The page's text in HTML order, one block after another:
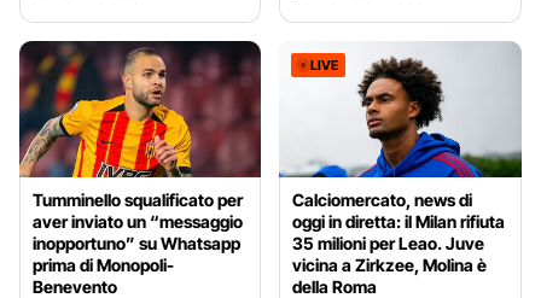
Tumminello squalificato per
aver inviato un “messaggio
inopportuno” su Whatsapp
prima di Monopoli-
Benevento
LIVE
Calciomercato, news di
oggi in diretta: il Milan rifiuta
35 milioni per Leao. Juve
vicina a Zirkzee, Molina è
della Roma